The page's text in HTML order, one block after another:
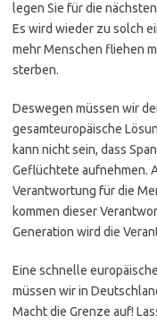
legen Sie für die
Es wird wieder zu solch
mehr Menschen fliehen
sterben.
Deswegen müssen wir
gesamteuropäische
kann nicht sein, dass
Geflüchtete aufnehmen.
Verantwortung für die
kommen dieser
Generation wird die
Eine schnelle
müssen wir in
Macht die Grenze auf!